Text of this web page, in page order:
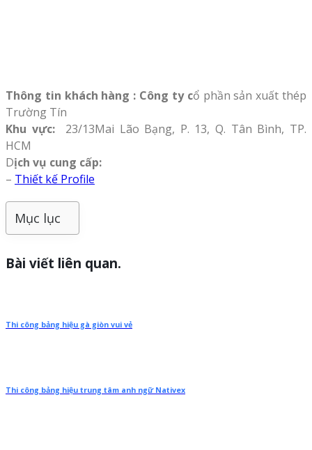
Thông tin khách hàng : Công ty cổ phần sản xuất thép
Trường Tín
Khu vực:
23/13Mai Lão Bạng, P. 13, Q. Tân Bình, TP.
HCM
Dịch vụ cung cấp:
– Thiết kế Profile
Mục lục
Bài viết liên quan.
Thi công bảng hiệu gà giòn vui vẻ
Thi công bảng hiệu trung tâm anh ngữ Nativex